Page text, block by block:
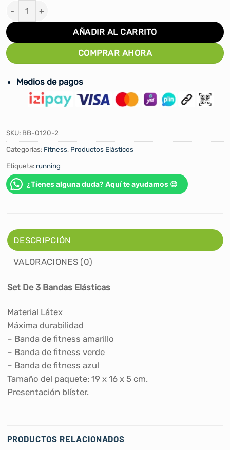
Set De 3 Bandas Elástica Cerrada - Light cantidad
AÑADIR AL CARRITO
COMPRAR AHORA
Medios de pagos
SKU: BB-0120-2
Categorías: Fitness, Productos Elásticos
Etiqueta: running
¿Tienes alguna duda? Aquí te ayudamos 😉
DESCRIPCIÓN
VALORACIONES (0)
Set De 3 Bandas Elásticas
Material Látex
Máxima durabilidad
– Banda de fitness amarillo
– Banda de fitness verde
– Banda de fitness azul
Tamaño del paquete: 19 x 16 x 5 cm.
Presentación blíster.
PRODUCTOS RELACIONADOS